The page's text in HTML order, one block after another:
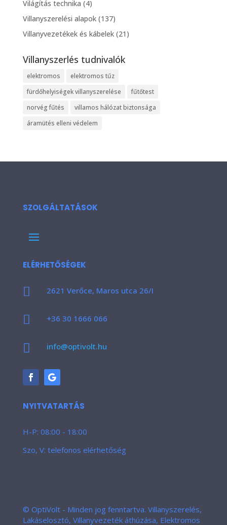
Világítás technika (4)
Villanyszerelési alapok(137)
Villanyvezetékek és kábelek(21)
Villanyszerlés tudnivalók
elektromos
elektromos tűz
fürdőhelyiségek villanyszerelése
fűtőtest
norvég fűtés
villamos hálózat biztonsága
áramütés elleni védelem
SZOLGÁLTATÁSOK
ELÉRHETŐSÉGEK
 2621 Verőce, Maros utca 26/I
 +36 30 1666 066
 info@optivolt.hu
NYITVATARTÁS
H-P: 08:00 - 18:00
Szo, V: telefonos elérhetőség
© OptiVolt - Minden jog fenntartva. Villanyszerelés,
Lakáselosztó, Villanyvezeték áthúzása, Elektromos